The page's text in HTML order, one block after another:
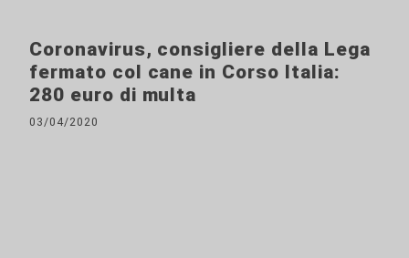
Coronavirus, consigliere della Lega
fermato col cane in Corso Italia:
280 euro di multa
03/04/2020